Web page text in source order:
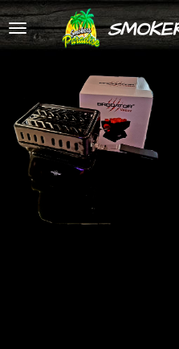
Zum
Hauptinhalt
springen